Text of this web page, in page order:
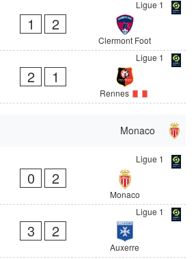
Ligue 1
1 2
Clermont Foot
Ligue 1
2 1
Rennes
Monaco
Ligue 1
0 2
Monaco
Ligue 1
3 2
Auxerre